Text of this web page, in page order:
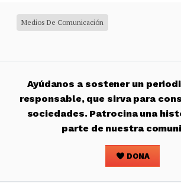
Medios De Comunicación
Ayúdanos a sostener un
responsable, que sirva para
sociedades. Patrocina una
parte de nuestra
DONA